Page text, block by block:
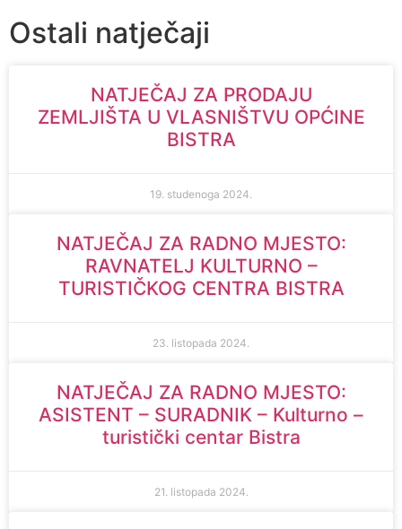
Ostali natječaji
NATJEČAJ ZA PRODAJU
ZEMLJIŠTA U VLASNIŠTVU OPĆINE
BISTRA
19. studenoga 2024.
NATJEČAJ ZA RADNO MJESTO:
RAVNATELJ KULTURNO –
TURISTIČKOG CENTRA BISTRA
23. listopada 2024.
NATJEČAJ ZA RADNO MJESTO:
ASISTENT – SURADNIK – Kulturno –
turistički centar Bistra
21. listopada 2024.